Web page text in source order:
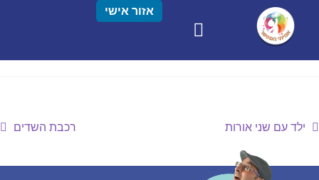
אזור אישי
ילד עם שני אורות רכבת השדים